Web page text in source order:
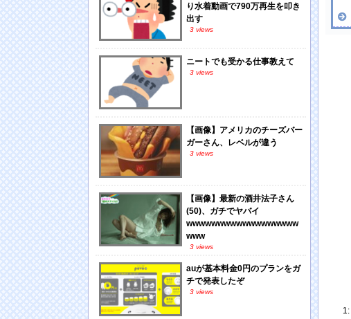
1:
り水着動画で790万再生を叩き
出す
3 views
ニートでも受かる仕事教えて
3 views
【画像】アメリカのチーズバー
ガーさん、レベルが違う
3 views
【画像】最新の酒井法子さん
(50)、ガチでヤバイ
wwwwwwwwwwwwwwwwww
www
3 views
auが基本料金0円のプランをガ
チで発表したぞ
3 views